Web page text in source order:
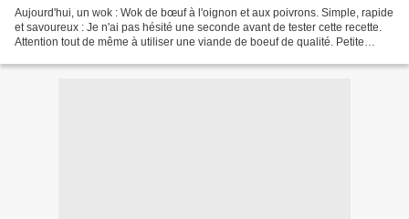
Aujourd'hui, un wok : Wok de bœuf à l'oignon et aux poivrons. Simple, rapide
et savoureux : Je n'ai pas hésité une seconde avant de tester cette recette.
Attention tout de même à utiliser une viande de boeuf de qualité. Petite